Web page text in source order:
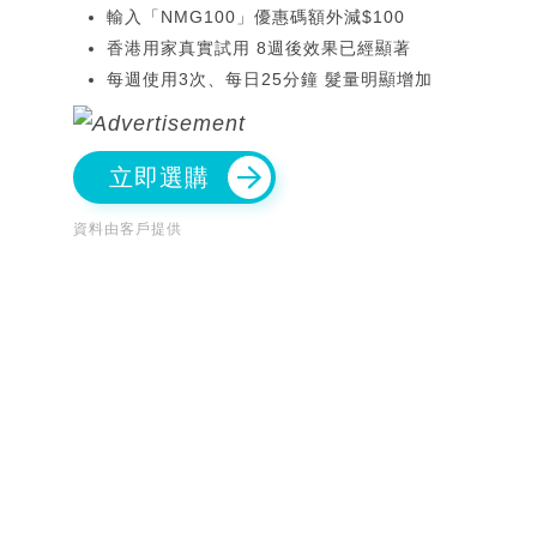
輸入「NMG100」優惠碼額外減$100
香港用家真實試用 8週後效果已經顯著
每週使用3次、每日25分鐘 髮量明顯增加
立即選購
資料由客戶提供